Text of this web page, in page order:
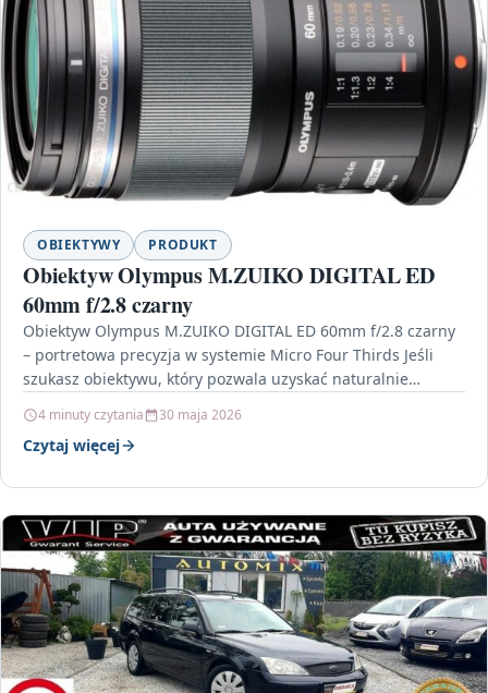
OBIEKTYWY PRODUKT
Obiektyw Olympus M.ZUIKO DIGITAL ED
60mm f/2.8 czarny
Obiektyw Olympus M.ZUIKO DIGITAL ED 60mm f/2.8 czarny
– portretowa precyzja w systemie Micro Four Thirds Jeśli
szukasz obiektywu, który pozwala uzyskać naturalnie
4 minuty czytania 30 maja 2026
Czytaj więcej